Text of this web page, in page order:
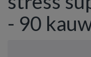
- 90